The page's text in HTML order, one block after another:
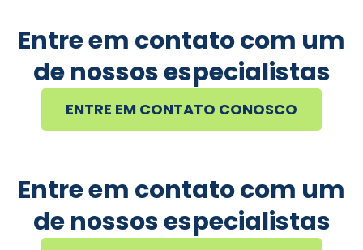
Entre em contato com um
de nossos especialistas
ENTRE EM CONTATO CONOSCO
Entre em contato com um
de nossos especialistas